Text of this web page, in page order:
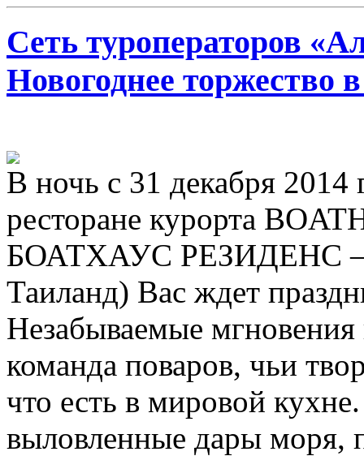
Сеть туроператоров
Новогоднее торжество
В ночь с 31 декабря 2014
ресторане курорта
БОАТХАУС РЕЗИДЕНС –
Таиланд) Вас ждет
Незабываемые мгновения
команда поваров, чьи
что есть в мировой
выловленные дары моря,